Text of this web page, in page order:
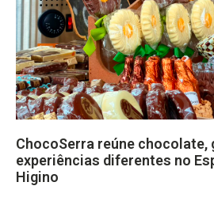
ChocoSerra reúne chocolate,
experiências diferentes no
Higino